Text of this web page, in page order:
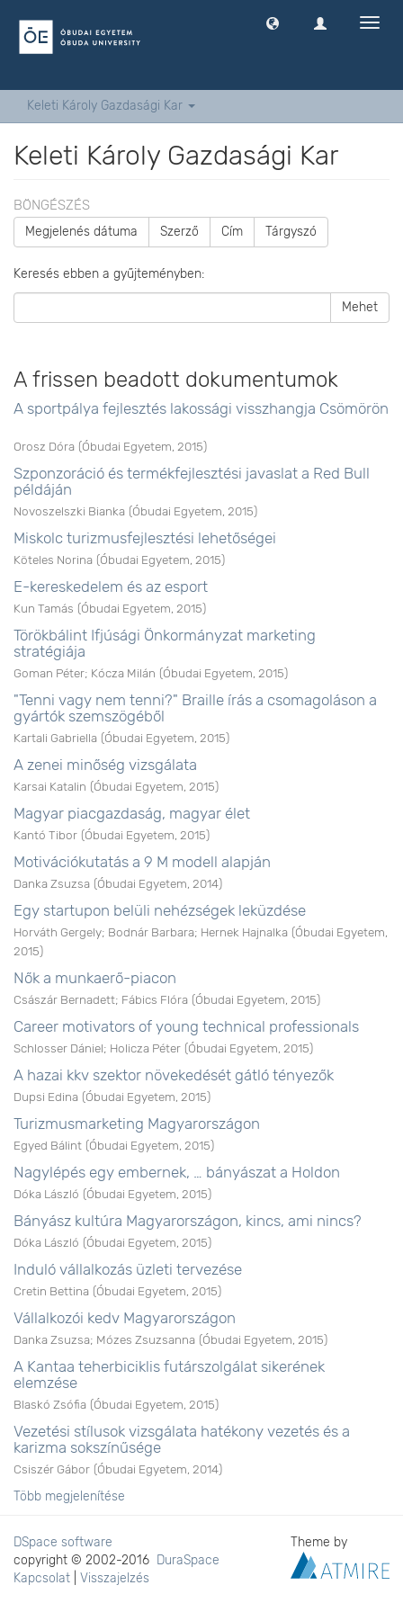
Keleti Károly Gazdasági Kar
Keleti Károly Gazdasági Kar
BÖNGÉSZÉS
Megjelenés dátuma Szerző Cím Tárgyszó
Keresés ebben a gyűjteményben:
Mehet
A frissen beadott dokumentumok
A sportpálya fejlesztés lakossági visszhangja Csömörön
Orosz Dóra (Óbudai Egyetem 2015)
Szponzoráció és termékfejlesztési javaslat a Red Bull
példáján
Novoszelszki Bianka (Óbudai Egyetem 2015)
Miskolc turizmusfejlesztési lehetőségei
Köteles Norina (Óbudai Egyetem 2015)
E-kereskedelem és az esport
Kun Tamás (Óbudai Egyetem 2015)
Törökbálint Ifjúsági Önkormányzat marketing
stratégiája
Goman Péter; Kócza Milán (Óbudai Egyetem 2015)
"Tenni vagy nem tenni?" Braille írás a csomagoláson a
gyártók szemszögéből
Kartali Gabriella (Óbudai Egyetem 2015)
A zenei minőség vizsgálata
Karsai Katalin (Óbudai Egyetem 2015)
Magyar piacgazdaság, magyar élet
Kantó Tibor (Óbudai Egyetem 2015)
Motivációkutatás a 9 M modell alapján
Danka Zsuzsa (Óbudai Egyetem 2014)
Egy startupon belüli nehézségek leküzdése
Horváth Gergely; Bodnár Barbara; Hernek Hajnalka (Óbudai Egyetem
2015)
Nők a munkaerő-piacon
Császár Bernadett; Fábics Flóra (Óbudai Egyetem 2015)
Career motivators of young technical professionals
Schlosser Dániel; Holicza Péter (Óbudai Egyetem 2015)
A hazai kkv szektor növekedését gátló tényezők
Dupsi Edina (Óbudai Egyetem 2015)
Turizmusmarketing Magyarországon
Egyed Bálint (Óbudai Egyetem 2015)
Nagylépés egy embernek, … bányászat a Holdon
Dóka László (Óbudai Egyetem 2015)
Bányász kultúra Magyarországon, kincs, ami nincs?
Dóka László (Óbudai Egyetem 2015)
Induló vállalkozás üzleti tervezése
Cretin Bettina (Óbudai Egyetem 2015)
Vállalkozói kedv Magyarországon
Danka Zsuzsa; Mózes Zsuzsanna (Óbudai Egyetem 2015)
A Kantaa teherbiciklis futárszolgálat sikerének
elemzése
Blaskó Zsófia (Óbudai Egyetem 2015)
Vezetési stílusok vizsgálata hatékony vezetés és a
karizma sokszínűsége
Csiszér Gábor (Óbudai Egyetem 2014)
Több megjelenítése
DSpace software
copyright © 2002-2016 DuraSpace
Kapcsolat
Visszajelzés
Theme by